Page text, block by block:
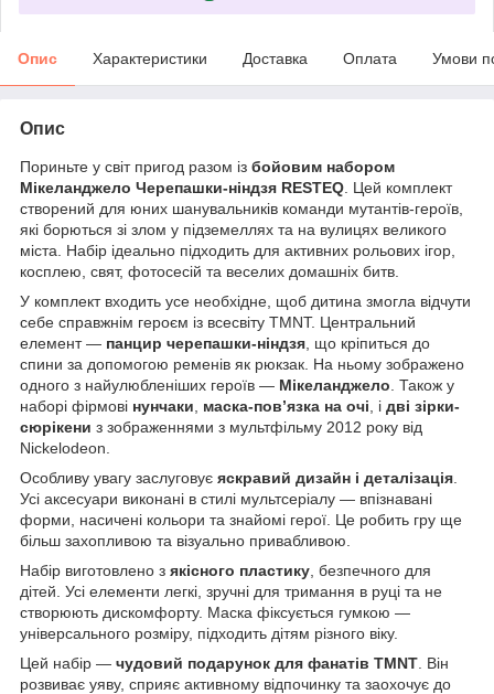
Опис Характеристики Доставка Оплата Умови
Опис
Пориньте у світ пригод разом із бойовим набором
Мікеланджело Черепашки-ніндзя RESTEQ . Цей комплект
створений для юних шанувальників команди мутантів-героїв,
які борються зі злом у підземеллях та на вулицях великого
міста. Набір ідеально підходить для активних рольових ігор,
косплею, свят, фотосесій та веселих домашніх битв.
У комплект входить усе необхідне, щоб дитина змогла відчути
себе справжнім героєм із всесвіту TMNT. Центральний
елемент — панцир черепашки-ніндзя , що кріпиться до
спини за допомогою ременів як рюкзак. На ньому зображено
одного з найулюбленіших героїв — Мікеланджело . Також у
наборі фірмові нунчаки маска-пов’язка на очі , і дві зірки-
сюрікени з зображеннями з мультфільму 2012 року від
Nickelodeon.
Особливу увагу заслуговує яскравий дизайн і деталізація
Усі аксесуари виконані в стилі мультсеріалу — впізнавані
форми, насичені кольори та знайомі герої. Це робить гру ще
більш захопливою та візуально привабливою.
Набір виготовлено з якісного пластику , безпечного для
дітей. Усі елементи легкі, зручні для тримання в руці та не
створюють дискомфорту. Маска фіксується гумкою —
універсального розміру, підходить дітям різного віку.
Цей набір — чудовий подарунок для фанатів TMNT . Він
розвиває уяву, сприяє активному відпочинку та заохочує до